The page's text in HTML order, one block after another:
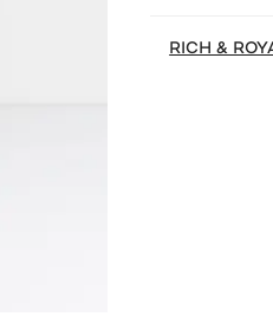
RICH &